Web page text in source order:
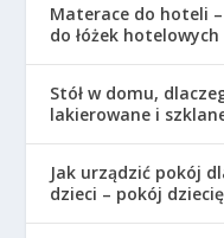
Materace do hoteli
do łóżek hotelowych
Stół w domu,
lakierowane i
Jak urządzić pokój
dzieci – pokój